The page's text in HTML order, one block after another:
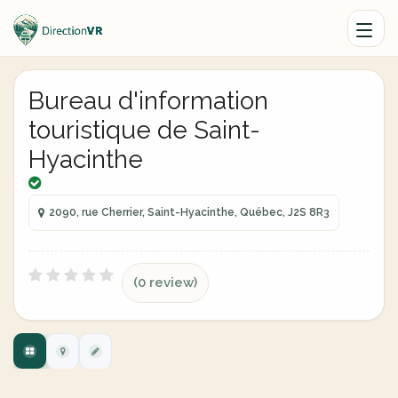
Bureau d'information
touristique de Saint-
Hyacinthe
2090, rue Cherrier, Saint-Hyacinthe, Québec, J2S 8R3
(0 review)